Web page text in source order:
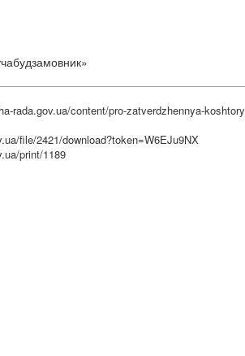
КП «Бучабудзамовник»
rada.gov.ua/content/pro-zatverdzhennya-
file/2421/download?token=W6EJu9NX
print/1189